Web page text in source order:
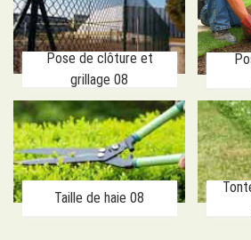
Pose de clôture et
grillage 08
Taille de haie 08